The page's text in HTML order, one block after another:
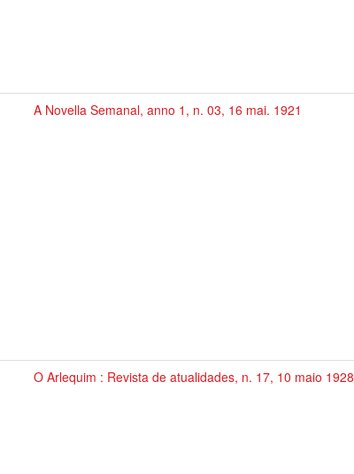
A Novella Semanal, anno 1, n. 03, 16 mai. 1921
O Arlequim : Revista de atualidades, n. 17, 10 maio 1928